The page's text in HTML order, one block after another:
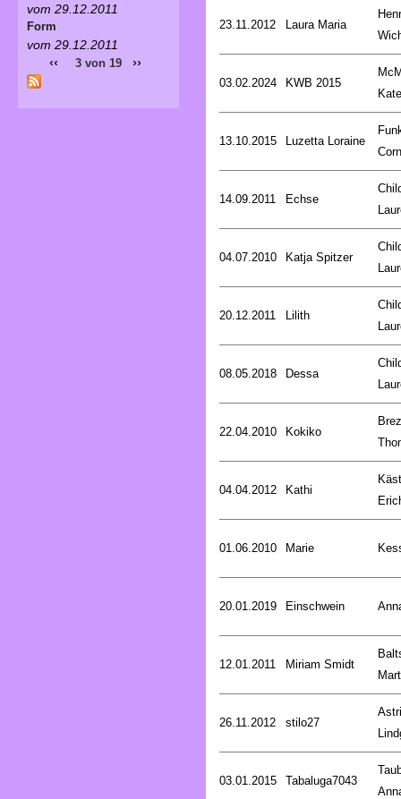
23.11.2012 Laura Maria
03.02.2024 KWB 2015
Kate
13.10.2015 Luzetta Loraine
14.09.2011 Echse
04.07.2010 Katja Spitzer
20.12.2011 Lilith
08.05.2018 Dessa
22.04.2010 Kokiko
04.04.2012 Kathi
01.06.2010 Marie
20.01.2019 Einschwein
12.01.2011 Miriam Smidt
26.11.2012 stilo27
03.01.2015 Tabaluga7043
vom 29.12.2011
Form
vom 29.12.2011
‹‹ 3 von 19 ››